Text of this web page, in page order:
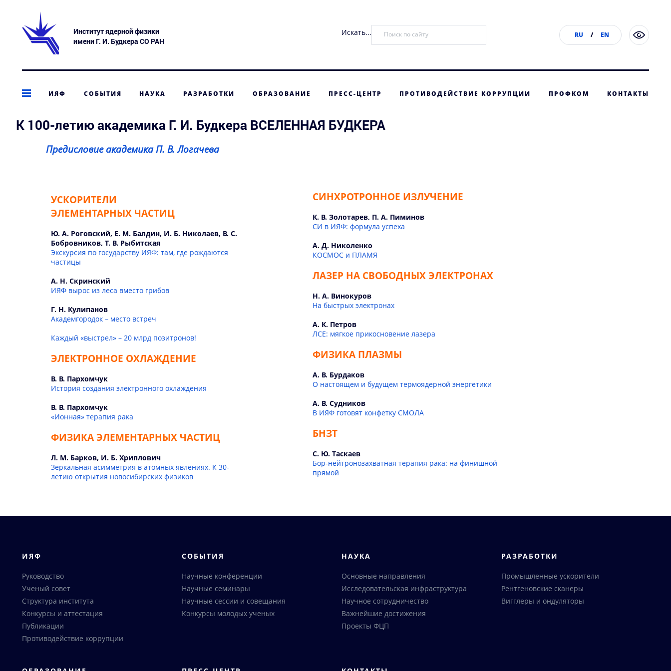
Институт ядерной физики
имени Г. И. Будкера СО РАН
RU / EN
Искать...
ИЯФ СОБЫТИЯ НАУКА РАЗРАБОТКИ ОБРАЗОВАНИЕ ПРЕСС-ЦЕНТР ПРОТИВОДЕЙСТВИЕ КОРРУПЦИИ ПРОФКОМ КОНТАКТЫ
К 100-летию академика Г. И. Будкера ВСЕЛЕННАЯ БУДКЕРА
Предисловие академика П. В. Логачева
УСКОРИТЕЛИ
ЭЛЕМЕНТАРНЫХ ЧАСТИЦ
Ю. А. Роговский, Е. М. Балдин, И. Б. Николаев, В. С.
Бобровников, Т. В. Рыбитская
Экскурсия по государству ИЯФ: там, где рождаются
частицы
А. Н. Скринский
ИЯФ вырос из леса вместо грибов
Г. Н. Кулипанов
Академгородок – место встреч
Каждый «выстрел» – 20 млрд позитронов!
ЭЛЕКТРОННОЕ ОХЛАЖДЕНИЕ
В. В. Пархомчук
История создания электронного охлаждения
В. В. Пархомчук
«Ионная» терапия рака
ФИЗИКА ЭЛЕМЕНТАРНЫХ ЧАСТИЦ
Л. М. Барков, И. Б. Хриплович
Зеркальная асимметрия в атомных явлениях. К 30-
летию открытия новосибирских физиков
СИНХРОТРОННОЕ ИЗЛУЧЕНИЕ
К. В. Золотарев, П. А. Пиминов
СИ в ИЯФ: формула успеха
А. Д. Николенко
КОСМОС и ПЛАМЯ
ЛАЗЕР НА СВОБОДНЫХ ЭЛЕКТРОНАХ
Н. А. Винокуров
На быстрых электронах
А. К. Петров
ЛСЕ: мягкое прикосновение лазера
ФИЗИКА ПЛАЗМЫ
А. В. Бурдаков
О настоящем и будущем термоядерной энергетики
А. В. Судников
В ИЯФ готовят конфетку СМОЛА
БНЗТ
С. Ю. Таскаев
Бор-нейтронозахватная терапия рака: на финишной
прямой
ИЯФ
Руководство
Ученый совет
Структура института
Конкурсы и аттестация
Публикации
Противодействие коррупции
СОБЫТИЯ
Научные конференции
Научные семинары
Научные сессии и совещания
Конкурсы молодых ученых
НАУКА
Основные направления
Исследовательская инфраструктура
Научное сотрудничество
Важнейшие достижения
Проекты ФЦП
РАЗРАБОТКИ
Промышленные ускорители
Рентгеновские сканеры
Вигглеры и ондуляторы